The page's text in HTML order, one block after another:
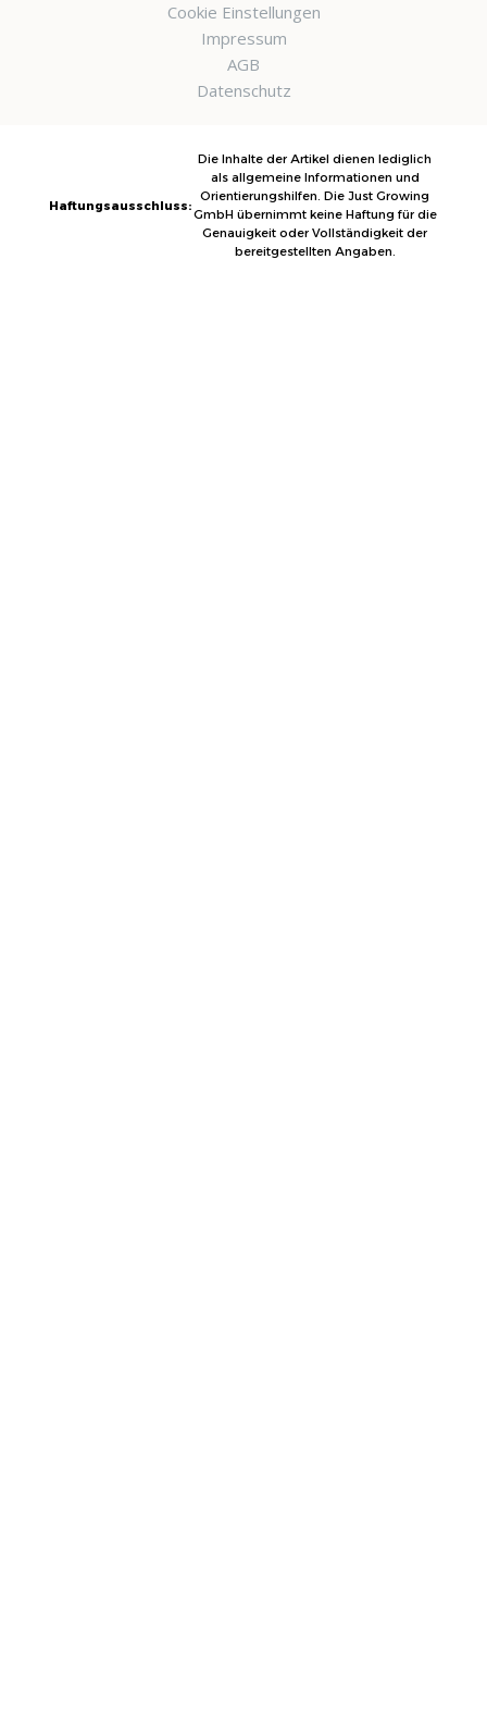
Cookie Einstellungen
Impressum
AGB
Datenschutz
Haftungsausschluss:
Die Inhalte der Artikel dienen lediglich
als allgemeine Informationen und
Orientierungshilfen. Die Just Growing
GmbH übernimmt keine Haftung für die
Genauigkeit oder Vollständigkeit der
bereitgestellten Angaben.